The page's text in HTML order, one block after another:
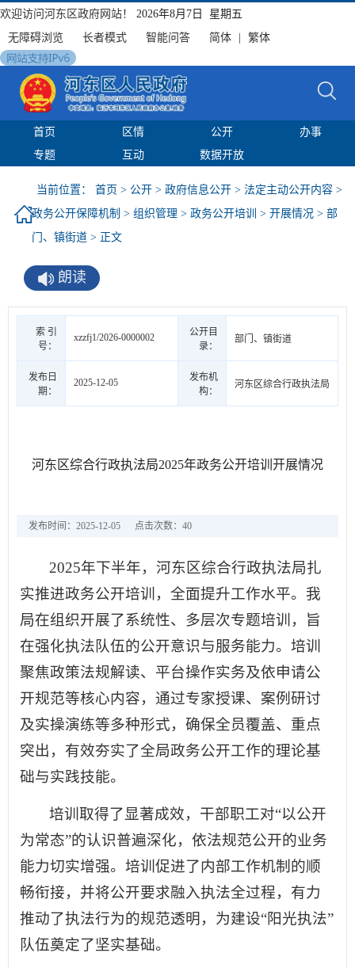
欢迎访问河东区政府网站！
2026年8月7日 星期五
无障碍浏览
长者模式 智能问答 简体 繁体
首页 区情 公开
办事
专题
互动 数据开放
当前位置： 首页 > 公开 > 政府信息公开 > 法定主动公开内容 >
政务公开保障机制 > 组织管理 > 政务公开培训 > 开展情况 > 部
门、镇街道 > 正文
朗读
索 引
号：
xzzfj1/2026-0000002
公开目
录：
部门、镇街道
发布日
期：
2025-12-05
发布机
构：
河东区综合行政执法局
河东区综合行政执法局2025年政务公开培训开展情况
发布时间：2025-12-05 点击次数： 40
2025年下半年，河东区综合行政执法局扎
实推进政务公开培训，全面提升工作水平。我
局在组织开展了系统性、多层次专题培训，旨
在强化执法队伍的公开意识与服务能力。培训
聚焦政策法规解读、平台操作实务及依申请公
开规范等核心内容，通过专家授课、案例研讨
及实操演练等多种形式，确保全员覆盖、重点
突出，有效夯实了全局政务公开工作的理论基
础与实践技能。
培训取得了显著成效，干部职工对“以公开
为常态”的认识普遍深化，依法规范公开的业务
能力切实增强。培训促进了内部工作机制的顺
畅衔接，并将公开要求融入执法全过程，有力
推动了执法行为的规范透明，为建设“阳光执法”
队伍奠定了坚实基础。